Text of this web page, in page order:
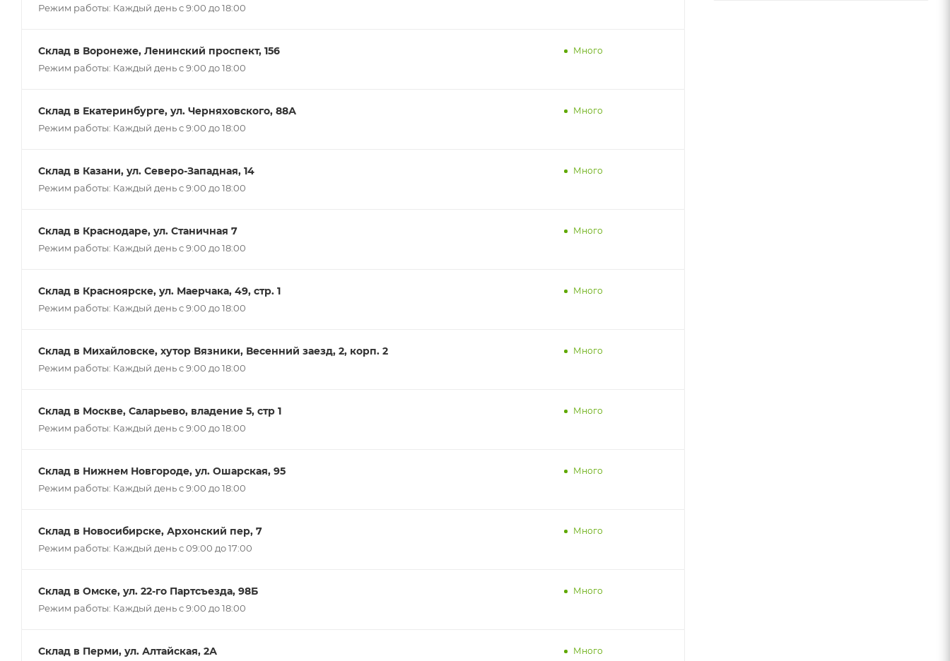
Режим работы: Каждый день с 9:00 до 18:00
Склад в Воронеже, Ленинский проспект, 156
Режим работы: Каждый день с 9:00 до 18:00
Много
Склад в Екатеринбурге, ул. Черняховского, 88А
Режим работы: Каждый день с 9:00 до 18:00
Много
Склад в Казани, ул. Северо-Западная, 14
Режим работы: Каждый день с 9:00 до 18:00
Много
Склад в Краснодаре, ул. Станичная 7
Режим работы: Каждый день с 9:00 до 18:00
Много
Склад в Красноярске, ул. Маерчака, 49, стр. 1
Режим работы: Каждый день с 9:00 до 18:00
Много
Склад в Михайловске, хутор Вязники, Весенний заезд, 2, корп. 2
Режим работы: Каждый день с 9:00 до 18:00
Много
Склад в Москве, Саларьево, владение 5, стр 1
Режим работы: Каждый день с 9:00 до 18:00
Много
Склад в Нижнем Новгороде, ул. Ошарская, 95
Режим работы: Каждый день с 9:00 до 18:00
Много
Склад в Новосибирске, Архонский пер, 7
Режим работы: Каждый день с 09:00 до 17:00
Много
Склад в Омске, ул. 22-го Партсъезда, 98Б
Режим работы: Каждый день с 9:00 до 18:00
Много
Склад в Перми, ул. Алтайская, 2А Много